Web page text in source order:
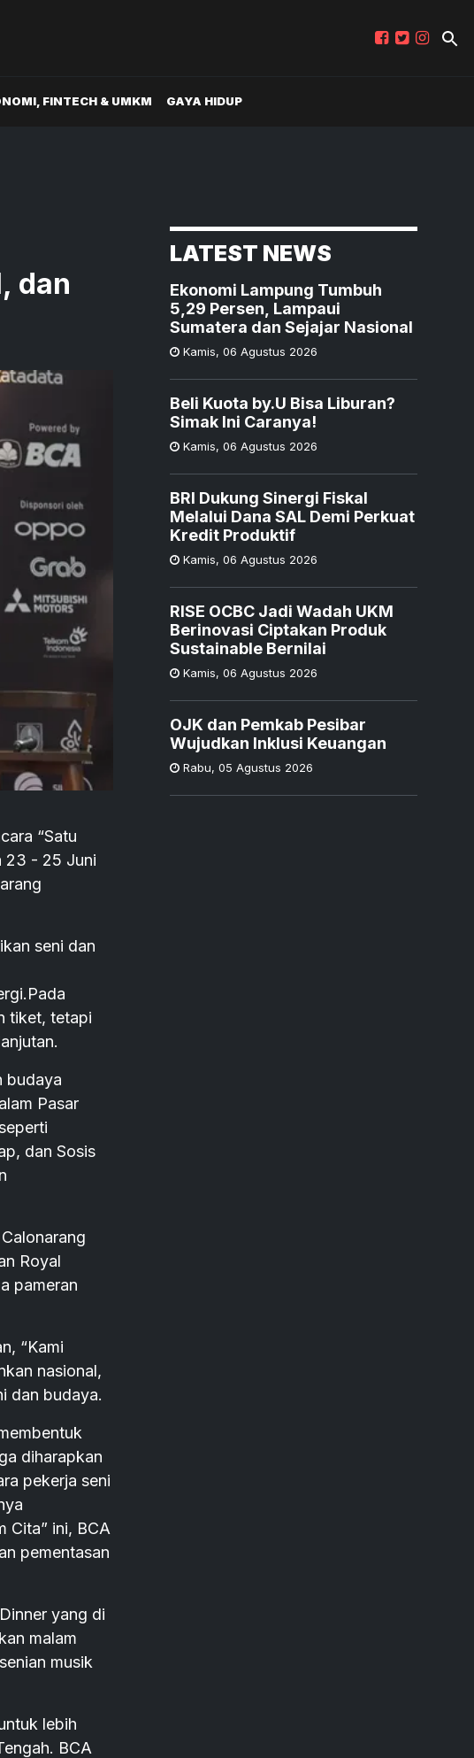
FINTECH & UMKM GAYA HIDUP
dan
“Satu
23 - 25 Juni
seni dan
tiket, tetapi
budaya
Pasar
dan Sosis
Royal
pameran
“Kami
nasional,
dan budaya.
diharapkan
pekerja seni
Cita” ini, BCA
pementasan
yang di
malam
musik
lebih
BCA
LATEST NEWS
Ekonomi Lampung Tumbuh
5,29 Persen, Lampaui
Sumatera dan Sejajar Nasional
Kamis, 06 Agustus 2026
Beli Kuota by.U Bisa Liburan?
Simak Ini Caranya!
Kamis, 06 Agustus 2026
BRI Dukung Sinergi Fiskal
Melalui Dana SAL Demi Perkuat
Kredit Produktif
Kamis, 06 Agustus 2026
RISE OCBC Jadi Wadah UKM
Berinovasi Ciptakan Produk
Sustainable Bernilai
Kamis, 06 Agustus 2026
OJK dan Pemkab Pesibar
Wujudkan Inklusi Keuangan
Rabu, 05 Agustus 2026